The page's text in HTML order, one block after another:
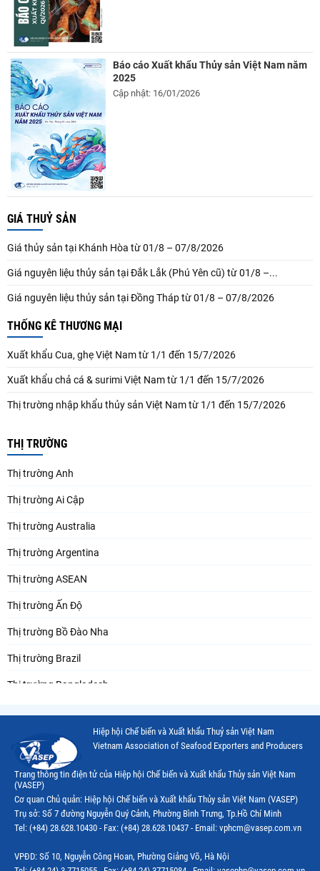
Báo cáo Xuất khẩu Thủy sản Việt Nam năm
2025
Cập nhật: 16/01/2026
GIÁ THUỶ SẢN
Giá thủy sản tại Khánh Hòa từ 01/8 – 07/8/2026
Giá nguyên liệu thủy sản tại Đắk Lắk (Phú Yên cũ) từ 01/8 –...
Giá nguyên liệu thủy sản tại Đồng Tháp từ 01/8 – 07/8/2026
THỐNG KÊ THƯƠNG MẠI
Xuất khẩu Cua, ghẹ Việt Nam từ 1/1 đến 15/7/2026
Xuất khẩu chả cá & surimi Việt Nam từ 1/1 đến 15/7/2026
Thị trường nhập khẩu thủy sản Việt Nam từ 1/1 đến 15/7/2026
THỊ TRƯỜNG
Thị trường Anh
Thị trường Ai Cập
Thị trường Australia
Thị trường Argentina
Thị trường ASEAN
Thị trường Ấn Độ
Thị trường Bồ Đào Nha
Thị trường Brazil
Thị trường Bangladesh
Thị trường Canada
Thị trường Ecuador
Thị trường EU
Thị trường Indonesia
Hiệp hội Chế biến và Xuất khẩu Thuỷ sản Việt Nam
Vietnam Association of Seafood Exporters and Producers
Trang thông tin điện tử của Hiệp hội Chế biến và Xuất khẩu Thủy sản Việt Nam
(VASEP)
Cơ quan Chủ quản: Hiệp hội Chế biến và Xuất khẩu Thủy sản Việt Nam (VASEP)
Trụ sở: Số 7 đường Nguyễn Quý Cảnh, Phường Bình Trưng, Tp.Hồ Chí Minh
Tel: (+84) 28.628.10430 - Fax: (+84) 28.628.10437 - Email: vphcm@vasep.com.vn
VPĐD: Số 10, Nguyễn Công Hoan, Phường Giảng Võ, Hà Nội